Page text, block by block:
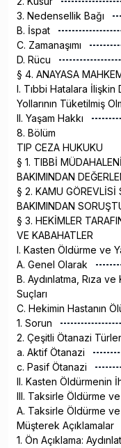
3. Nedensellik Bağı
B. İspat
C. Zamanaşımı
D. Rücu
§ 4. ANAYASA
I. Tıbbi Hatalara
Yollarının Tüketilmiş
II. Yaşam Hakkı
8. Bölüm
TIP CEZA HUKUKU
§ 1. TIBBİ
BAKIMINDAN
§ 2. KAMU GÖREVLİSİ
BAKIMINDAN
§ 3. HEKİMLER
VE KABAHATLER
I. Kasten Öldürme ve
A. Genel Olarak
B. Aydınlatma, Rıza
Suçları
C. Hekimin Hastanın
1. Sorun
2. Çeşitli Ötanazi
a. Aktif Ötanazi
c. Pasif Ötanazi
II. Kasten Öldürmenin
III. Taksirle Öldürme ve
A. Taksirle Öldürme ve
Müşterek Açıklamalar
1. Ön Açıklama: